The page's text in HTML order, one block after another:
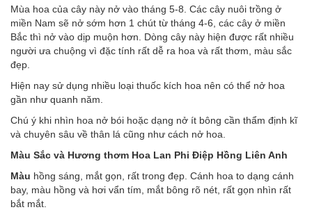
Mùa hoa của cây này nở vào tháng 5-8. Các cây nuôi trồng ở
miền Nam sẽ nở sớm hơn 1 chút từ tháng 4-6, các cây ở miền
Bắc thì nở vào dịp muộn hơn. Dòng cây này hiện được rất nhiều
người ưa chuộng vì đặc tính rất dễ ra hoa và rất thơm, màu sắc
đẹp.
Hiện nay sử dụng nhiều loại thuốc kích hoa nên có thể nở hoa
gần như quanh năm.
Chú ý khi nhìn hoa nở bói hoặc dạng nở ít bông cần thẩm định kĩ
và chuyên sâu về thân lá cũng như cách nở hoa.
Màu Sắc và Hương thơm Hoa Lan Phi Điệp Hồng Liên Anh
Màu hồng sáng, mắt gọn, rất trong đẹp. Cánh hoa to dạng cánh
bay, màu hồng và hơi vẩn tím, mắt bông rõ nét, rất gọn nhìn rất
bắt mắt.